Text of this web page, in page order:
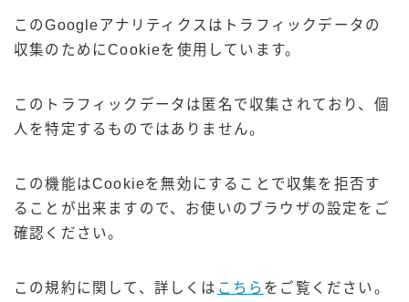
このGoogleアナリティクスはトラフィックデータの
収集のためにCookieを使用しています。
このトラフィックデータは匿名で収集されており、個
人を特定するものではありません。
この機能はCookieを無効にすることで収集を拒否す
ることが出来ますので、お使いのブラウザの設定をご
確認ください。
この規約に関して、詳しくは こちら をご覧ください。